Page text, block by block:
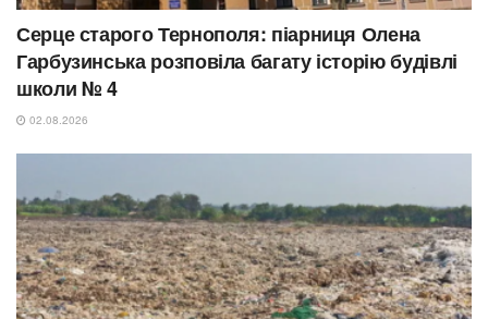
Серце старого Тернополя: піарниця Олена
Гарбузинська розповіла багату історію будівлі
школи № 4
02.08.2026